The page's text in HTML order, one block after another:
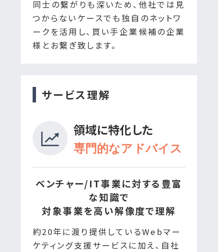
同士の繋がりも深いため、他社では見
つからないケースでも独自のネットワ
ークを活用し、買い手企業候補の企業
様とお繋ぎ致します。
サービス理解
領域に特化した
専門的なアドバイス
ベンチャー/IT事業に対する豊富
な知識で
対象事業を高い解像度で理解
約20年に渡り提供しているWebマー
ケティング支援サービスに加え、自社
会員登録はたった1分で完了！
すぐに会員登録してみる